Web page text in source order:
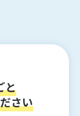
と
さい